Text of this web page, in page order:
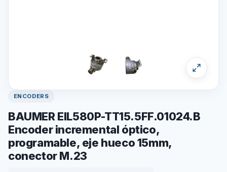
ENCODERS
BAUMER EIL580P-TT15.5FF.01024.B
Encoder incremental óptico,
programable, eje hueco 15mm,
conector M.23